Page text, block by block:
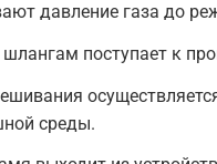
давление газа до
поступает к
среды.